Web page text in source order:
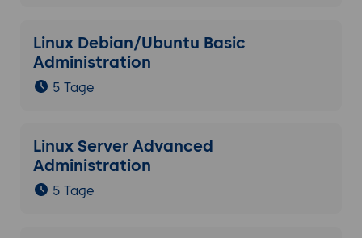
Linux Debian/Ubuntu Basic
Administration
5 Tage
Linux Server Advanced
Administration
5 Tage